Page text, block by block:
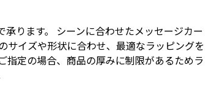
ります。 シーンに合わせたメッセージカ
イズや形状に合わせ、最適なラッピング
定の場合、商品の厚みに制限があるため